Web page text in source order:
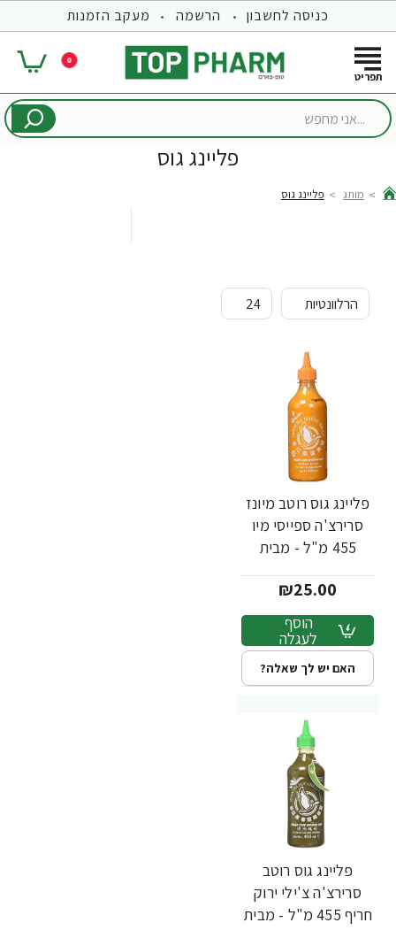
כניסה לחשבון הרשמה מעקב הזמנות
0
...אני
פליינג גוס
מותג פליינג גוס
פליינג גוס רוטב מיונז
סרירצ'ה ספייסי מיו
455 מ"ל - מבית
Brand
₪25.00
הוסף
לעגלה
האם יש לך שאלה?
פליינג גוס רוטב
סרירצ'ה צ'ילי ירוק
חריף 455 מ"ל - מבית